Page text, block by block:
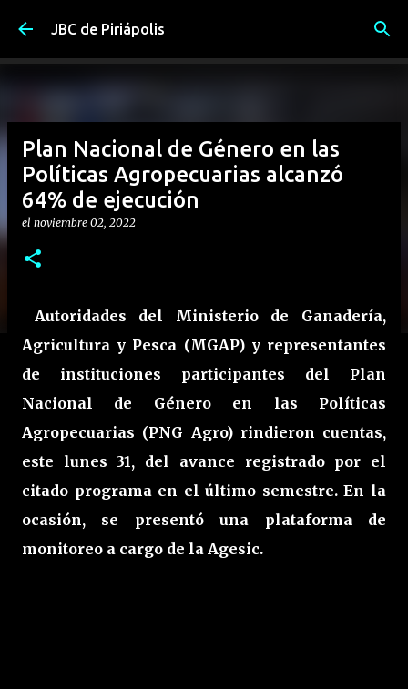
Ir al contenido principal
JBC de Piriápolis
Plan Nacional de Género en las
Políticas Agropecuarias alcanzó
64% de ejecución
el noviembre 02, 2022
Autoridades del Ministerio de Ganadería,
Agricultura y Pesca (MGAP) y representantes
de instituciones participantes del Plan
Nacional de Género en las Políticas
Agropecuarias (PNG Agro) rindieron cuentas,
este lunes 31, del avance registrado por el
citado programa en el último semestre. En la
ocasión, se presentó una plataforma de
monitoreo a cargo de la Agesic.